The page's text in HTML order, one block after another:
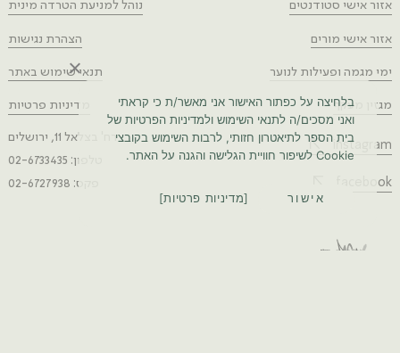
רח' בצלאל 11, ירושלים
טלפון: 02-6733435
פקס: 02-6727938
אזור אישי סטודנטים
אזור אישי מורים
ימי מגמה ופעילות לנוער
מגזין מעקף
נוהל למניעת הטרדה מינית
הצהרת נגישות
תנאי שימוש באתר
מדיניות פרטיות
instagram
facebook
בלחיצה על כפתור האישור אני מאשר/ת כי קראתי
ואני מסכים/ה לתנאי השימוש ולמדיניות הפרטיות של
בית הספר לתיאטרון חזותי, לרבות השימוש בקובצי
Cookie לשיפור חוויית הגלישה והגנה על האתר.
אישור מדיניות פרטיות